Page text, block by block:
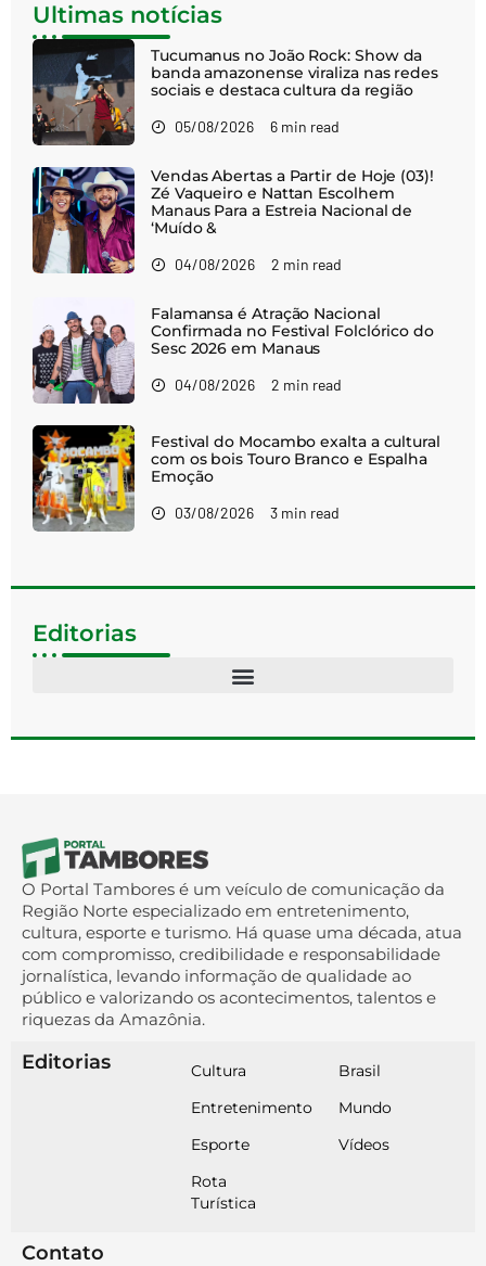
Ultimas notícias
Tucumanus no João Rock: Show da
banda amazonense viraliza nas redes
sociais e destaca cultura da região
05/08/2026 6 min read
Vendas Abertas a Partir de Hoje (03)!
Zé Vaqueiro e Nattan Escolhem
Manaus Para a Estreia Nacional de
‘Muído &
04/08/2026 2 min read
Falamansa é Atração Nacional
Confirmada no Festival Folclórico do
Sesc 2026 em Manaus
04/08/2026 2 min read
Festival do Mocambo exalta a cultural
com os bois Touro Branco e Espalha
Emoção
03/08/2026 3 min read
Editorias
O Portal Tambores é um veículo de comunicação da
Região Norte especializado em entretenimento,
cultura, esporte e turismo. Há quase uma década, atua
com compromisso, credibilidade e responsabilidade
jornalística, levando informação de qualidade ao
público e valorizando os acontecimentos, talentos e
riquezas da Amazônia.
Editorias
Cultura
Entretenimento
Esporte
Rota
Turística
Brasil
Mundo
Vídeos
Contato